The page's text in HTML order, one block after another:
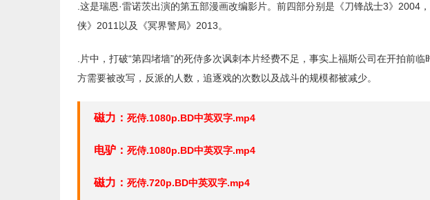
.这是瑞恩·雷诺茨出演的第五部漫画改编影片。前四部分别是《刀锋战士3》2004
侠》2011以及《冥界警局》2013。
.片中，打破“第四堵墙”的死侍多次讽刺本片经费不足，事实上福斯公司在开拍前
方需要被改写，反派的人数，追逐戏的次数以及战斗的规模都被减少。
磁力： 死侍.1080p.BD中英双字.mp4
电驴： 死侍.1080p.BD中英双字.mp4
磁力： 死侍.720p.BD中英双字.mp4